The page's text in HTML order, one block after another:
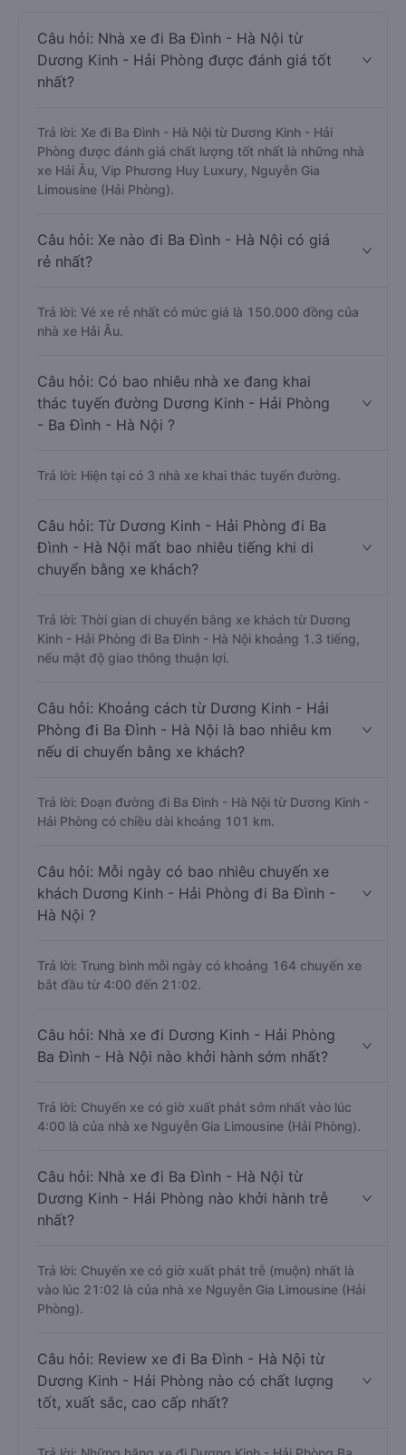
Câu hỏi: Nhà xe đi Ba Đình - Hà Nội từ
Dương Kinh - Hải Phòng được đánh giá tốt
nhất?
Trả lời: Xe đi Ba Đình - Hà Nội từ Dương Kinh - Hải
Phòng được đánh giá chất lượng tốt nhất là những nhà
xe Hải Âu, Vip Phương Huy Luxury, Nguyễn Gia
Limousine (Hải Phòng).
Câu hỏi: Xe nào đi Ba Đình - Hà Nội có giá
rẻ nhất?
Trả lời: Vé xe rẻ nhất có mức giá là 150.000 đồng của
nhà xe Hải Âu.
Câu hỏi: Có bao nhiêu nhà xe đang khai
thác tuyến đường Dương Kinh - Hải Phòng
- Ba Đình - Hà Nội ?
Trả lời: Hiện tại có 3 nhà xe khai thác tuyến đường.
Câu hỏi: Từ Dương Kinh - Hải Phòng đi Ba
Đình - Hà Nội mất bao nhiêu tiếng khi di
chuyển bằng xe khách?
Trả lời: Thời gian di chuyển bằng xe khách từ Dương
Kinh - Hải Phòng đi Ba Đình - Hà Nội khoảng 1.3 tiếng,
nếu mật độ giao thông thuận lợi.
Câu hỏi: Khoảng cách từ Dương Kinh - Hải
Phòng đi Ba Đình - Hà Nội là bao nhiêu km
nếu di chuyển bằng xe khách?
Trả lời: Đoạn đường đi Ba Đình - Hà Nội từ Dương Kinh -
Hải Phòng có chiều dài khoảng 101 km.
Câu hỏi: Mỗi ngày có bao nhiêu chuyến xe
khách Dương Kinh - Hải Phòng đi Ba Đình -
Hà Nội ?
Trả lời: Trung bình mỗi ngày có khoảng 164 chuyến xe
bắt đầu từ 4:00 đến 21:02.
Câu hỏi: Nhà xe đi Dương Kinh - Hải Phòng
Ba Đình - Hà Nội nào khởi hành sớm nhất?
Trả lời: Chuyến xe có giờ xuất phát sớm nhất vào lúc
4:00 là của nhà xe Nguyễn Gia Limousine (Hải Phòng).
Câu hỏi: Nhà xe đi Ba Đình - Hà Nội từ
Dương Kinh - Hải Phòng nào khởi hành trễ
nhất?
Trả lời: Chuyến xe có giờ xuất phát trễ (muộn) nhất là
vào lúc 21:02 là của nhà xe Nguyễn Gia Limousine (Hải
Phòng).
Câu hỏi: Review xe đi Ba Đình - Hà Nội từ
Dương Kinh - Hải Phòng nào có chất lượng
tốt, xuất sắc, cao cấp nhất?